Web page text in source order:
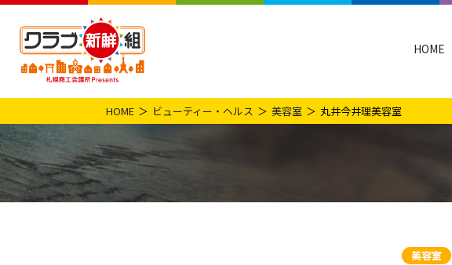
HOME
HOME ビューティー・ヘルス 美容室 丸井今井理美容室
美容室